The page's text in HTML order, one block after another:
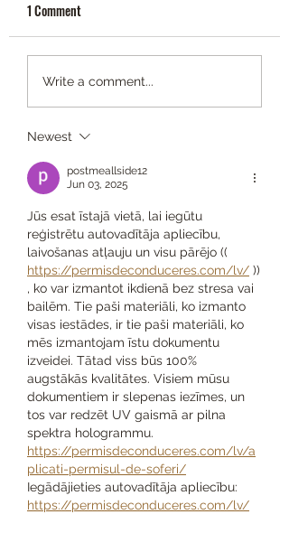
Bout2PullUp
1 Comment
Write a comment...
Newest
postmeallside12
Jun 03, 2025
Jūs esat īstajā vietā, lai iegūtu
reģistrētu autovadītāja apliecību,
laivošanas atļauju un visu pārējo ((
https://permisdeconduceres.com/lv/ ))
, ko var izmantot ikdienā bez stresa vai
bailēm. Tie paši materiāli, ko izmanto
visas iestādes, ir tie paši materiāli, ko
mēs izmantojam īstu dokumentu
izveidei. Tātad viss būs 100%
augstākās kvalitātes. Visiem mūsu
dokumentiem ir slepenas iezīmes, un
tos var redzēt UV gaismā ar pilna
spektra hologrammu.
https://permisdeconduceres.com/lv/a
plicati-permisul-de-soferi/
Iegādājieties autovadītāja apliecību:
https://permisdeconduceres.com/lv/